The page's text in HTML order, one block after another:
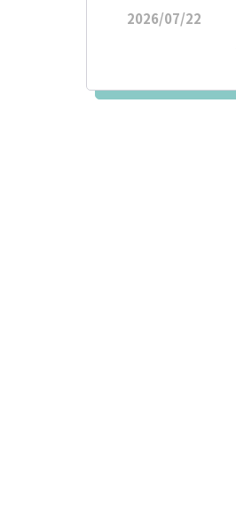
2026/07/22